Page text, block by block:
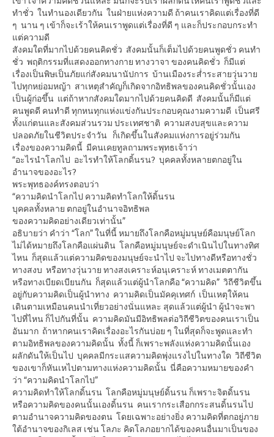
ทำชั่ว ในทำนองเดียวกัน ในฝ่ายแห่งความดี ถ้าคนเราคิดแต่เรื่องที่ดี
ๆ นาน ๆ เข้าก็จะเร้าให้คนเราพูดแต่เรื่องที่ดี ๆ และก็ประกอบกระทำ
แต่ความดี
สังคมใดที่มากไปด้วยคนคิดชั่ว สังคมนั้นก็เต็มไปด้วยคนพูดชั่ว คนทำ
ชั่ว พฤติกรรมที่แสดงออกทางกาย ทางวาจา ของคนคิดชั่ว ก็มีแต่
เรื่องเป็นพิษเป็นภัยแก่สังคมนานัปการ บ้านเมืองระส่ำระสายวุ่นวาย
ไปทุกหย่อมหญ้า สาเหตุสำคัญก็เกิดจากอิทธิพลของคนคิดชั่วนั้นเอง
เป็นผู้ก่อขึ้น แต่ถ้าหากสังคมใดมากไปด้วยคนคิดดี สังคมนั้นก็มีแต่
คนพูดดี คนทำดี ทุกหนทุกแห่งแข่งกันประกอบคุณงามความดี เป็นศรี
ทั้งแก่ตนและสังคมส่วนรวม ประเทศชาติ ความสงบสุขและความ
ปลอดภัยในชีวิตประจำวัน ก็เกิดขึ้นในสังคมแห่งการอยู่ร่วมกัน
เรื่องของความคิดนี้ มีคนเคยทูลถามพระพุทธเจ้าว่า
“อะไรนำโลกไป อะไรทำให้โลกดิ้นรน? บุคคลทั้งหลายตกอยู่ใน
อำนาจของอะไร?
พระพุทธองค์ทรงตอบว่า
“ความคิดนำโลกไป ความคิดทำโลกให้ดิ้นรน
บุคคลทั้งหลาย ตกอยู่ในอำนาจอิทธิพล
ของความคิดอย่างเดียวเท่านั้น”
อธิบายว่า คำว่า “โลก” ในที่นี้ หมายถึงโลกคือหมู่มนุษย์คือมนุษย์โลก
ไม่ได้หมายถึงโลกคือแผ่นดิน โลกคือหมู่มนุษย์จะดำเนินไปในทางทิศ
ไหน ก็สุดแล้วแต่ความคิดของมนุษย์จะนำไป จะไปทางดีหรือทางชั่ว
ทางสงบ หรือทางวุ่นวาย ทางสงเคราะห์อนุเคราะห์ ทางเมตตากัน
หรือทางเบียดเบียนกัน ก็สุดแล้วแต่ผู้นำโลกคือ “ความคิด” วิถีชีวิตขึ้น
อยู่กับความคิดเป็นผู้นำทาง ความคิดเป็นมัคคุเทศก์ เป็นเหตุให้คน
เดินตามเหมือนคนนำเที่ยวอย่างนั่นแหละ สุดแล้วแต่ผู้นำ ผู้นำจะพา
ไปที่ไหน ก็ไปกันที่นั้น ความคิดมันมีอิทธิพลต่อวิถีชีวิตของคนเราเป็น
อันมาก ถ้าหากคนเราคิดเรื่องอะไรกันบ่อย ๆ ในที่สุดก็จะพูดและทำ
ตามอิทธิพลของความคิดนั้น ทั้งนี้ ก็เพราะพลังแห่งความคิดนั้นเอง
ผลักดันให้เป็นไป บุคคลมีกระแสความคิดพุ่งแรงไปในทางใด วิถีชีวิต
ของเขาก็หันเหไปตามทางแห่งความคิดนั้น นี่คือความหมายของคำ
ว่า “ความคิดนำโลกไป”
ความคิดทำให้โลกดิ้นรน โลกคือหมู่มนุษย์ดิ้นรน ก็เพราะจิตดิ้นรน
หรือความคิดของคนนั้นเองดิ้นรน คนเรากระเสือกกระสนดิ้นรนไป
ตามอำนาจความคิดของตน โดยเฉพาะอย่างยิ่ง ความคิดที่ตกอยู่ภาย
ใต้อำนาจของกิเลส เช่น โลภะ คิดโลภอยากได้ของคนอื่นมาเป็นของ